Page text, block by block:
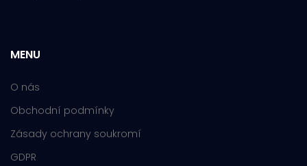
MENU
O nás
Obchodní podmínky
Zásady ochrany soukromí
GDPR